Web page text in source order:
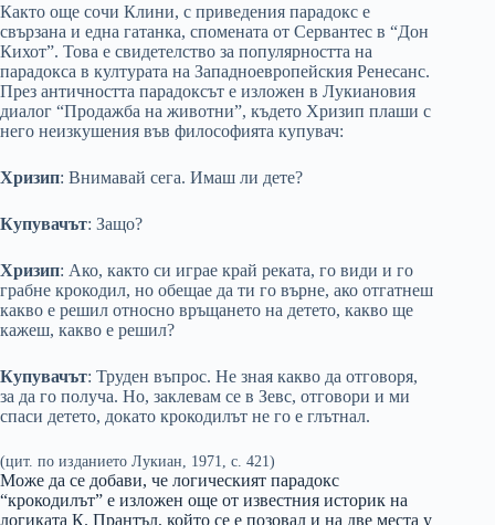
Както още сочи Клини, с приведения парадокс е
свързана и една гатанка, спомената от Сервантес в “Дон
Кихот”. Това е свидетелство за популярността на
парадокса в културата на Западноевропейския Ренесанс.
През античността парадоксът е изложен в Лукиановия
диалог “Продажба на животни”, където Хризип плаши с
него неизкушения във философията купувач:
Хризип: Внимавай сега. Имаш ли дете?
Купувачът: Защо?
Хризип: Ако, както си играе край реката, го види и го
грабне крокодил, но обещае да ти го върне, ако отгатнеш
какво е решил относно връщането на детето, какво ще
кажеш, какво е решил?
Купувачът: Труден въпрос. Не зная какво да отговоря,
за да го получа. Но, заклевам се в Зевс, отговори и ми
спаси детето, докато крокодилът не го е глътнал.
(цит. по изданието Лукиан, 1971, с. 421)
Може да се добави, че логическият парадокс
“крокодилът” е изложен още от известния историк на
логиката К. Прантъл, който се е позовал и на две места у